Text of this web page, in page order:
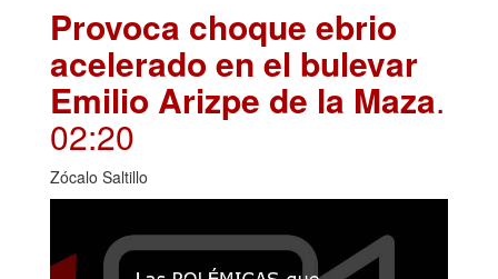
Provoca choque ebrio
acelerado en el bulevar
Emilio Arizpe de la Maza.
02:20
Zócalo Saltillo